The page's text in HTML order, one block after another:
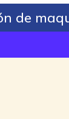
de